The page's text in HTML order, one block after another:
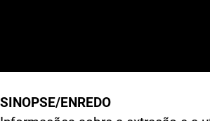
SINOPSE/ENREDO